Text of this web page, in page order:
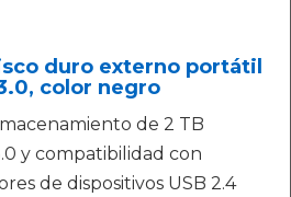
duro externo portátil
color negro
de 2 TB
y compatibilidad con
de dispositivos USB 2.4